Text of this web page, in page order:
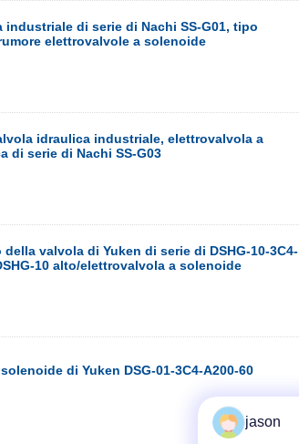
industriale di serie di Nachi SS-G01, tipo
elettrovalvole a solenoide
idraulica industriale, elettrovalvola a
di serie di Nachi SS-G03
valvola di Yuken di serie di DSHG-10-3C4-
10 alto/elettrovalvola a solenoide
di Yuken DSG-01-3C4-A200-60
jason